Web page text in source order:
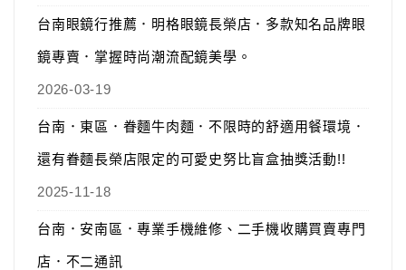
台南眼鏡行推薦．明格眼鏡長榮店．多款知名品牌眼
鏡專賣．掌握時尚潮流配鏡美學。
2026-03-19
台南．東區．眷麵牛肉麵．不限時的舒適用餐環境．
還有眷麵長榮店限定的可愛史努比盲盒抽獎活動!!
2025-11-18
台南．安南區．專業手機維修、二手機收購買賣專門
店．不二通訊